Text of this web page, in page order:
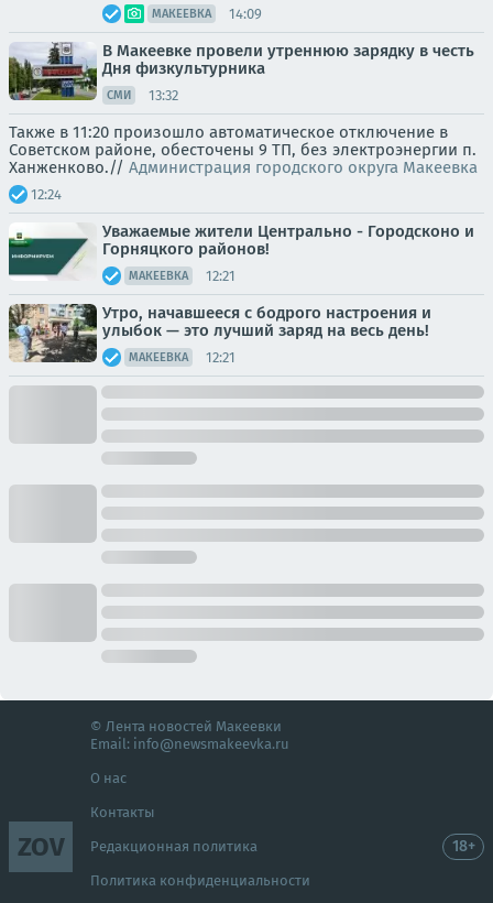
МАКЕЕВКА 14:09
В Макеевке провели утреннюю зарядку в честь
Дня физкультурника
СМИ 13:32
Также в 11:20 произошло автоматическое отключение в
Советском районе, обесточены 9 ТП, без электроэнергии п.
Ханженково.// Администрация городского округа Макеевка
12:24
Уважаемые жители Центрально - Городсконо и
Горняцкого районов!
МАКЕЕВКА 12:21
Утро, начавшееся с бодрого настроения и
улыбок — это лучший заряд на весь день!
МАКЕЕВКА 12:21
ZOV
© Лента новостей Макеевки
Email: info@newsmakeevka.ru
О нас
Контакты
Редакционная политика
Политика конфиденциальности
18+